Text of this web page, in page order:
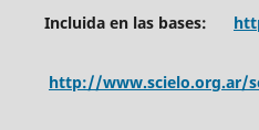
Incluida en las bases:
http://www.scielo.org.ar/